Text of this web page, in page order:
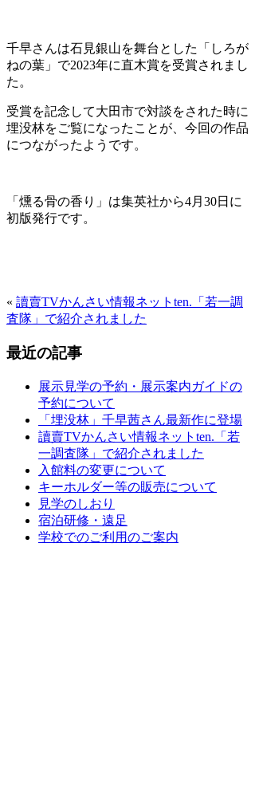
千早さんは石見銀山を舞台とした「しろが
ねの葉」で2023年に直木賞を受賞されまし
た。
受賞を記念して大田市で対談をされた時に
埋没林をご覧になったことが、今回の作品
につながったようです。
「燻る骨の香り」は集英社から4月30日に
初版発行です。
« 讀賣TVかんさい情報ネットten.「若一調
査隊」で紹介されました
最近の記事
展示見学の予約・展示案内ガイドの
予約について
「埋没林」千早茜さん最新作に登場
讀賣TVかんさい情報ネットten.「若
一調査隊」で紹介されました
入館料の変更について
キーホルダー等の販売について
見学のしおり
宿泊研修・遠足
学校でのご利用のご案内